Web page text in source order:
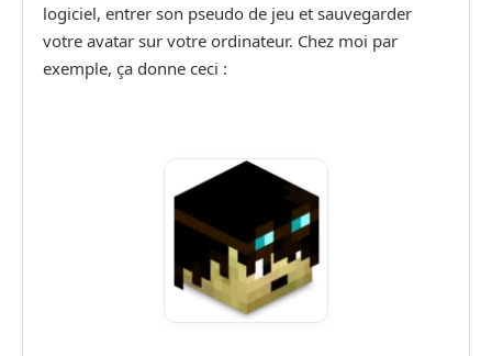
logiciel, entrer son pseudo de jeu et sauvegarder
votre avatar sur votre ordinateur. Chez moi par
exemple, ça donne ceci :